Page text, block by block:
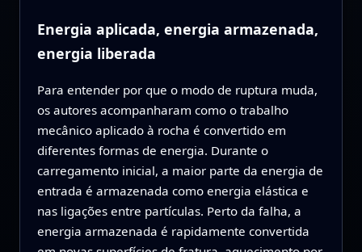
Energia aplicada, energia armazenada,
energia liberada
Para entender por que o modo de ruptura muda,
os autores acompanharam como o trabalho
mecânico aplicado à rocha é convertido em
diferentes formas de energia. Durante o
carregamento inicial, a maior parte da energia de
entrada é armazenada como energia elástica e
nas ligações entre partículas. Perto da falha, a
energia armazenada é rapidamente convertida